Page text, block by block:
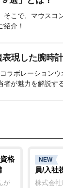
そこで、マウスコ
介！
現した腕時
ラボレーションウ
が魅力を解説する
格
が
NEW
員/入社
株式会